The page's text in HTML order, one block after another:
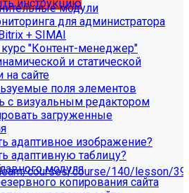
инструкцию
администратора сайта:
courses/course/140/lesson/
модули
для администратора
+ SIMAI
"Контент-менеджер"
и статической
сайте
поля элементов
с визуальным редактором
загруженные
адаптивное изображение?
адаптивную таблицу?
модуля
копирования сайта